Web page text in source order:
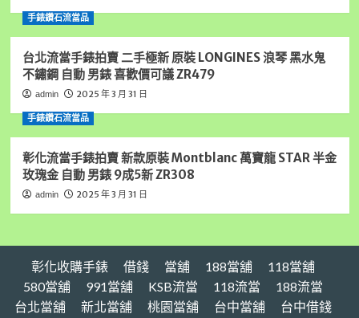
車
借
錢,
雲
林
收
購
雲
林
黃
找
虎
手錶鑽石流當品
台北流當手錶拍賣 二手極新 原裝 LONGINES 浪琴 黑水鬼
不鏽鋼 自動 男錶 喜歡價可議 ZR479
admin 2025 年 3 月 31 日
手錶鑽石流當品
彰化流當手錶拍賣 新款原裝 Montblanc 萬寶龍 STAR 半金
玫瑰金 自動 男錶 9成5新 ZR308
admin 2025 年 3 月 31 日
彰化收購手錶 借錢 當舖 188當舖
118當舖
580當舖
991當舖 KSB流當 118流當
188流當
台北當舖
新北當舖 桃園當舖 台中當舖 台中借錢